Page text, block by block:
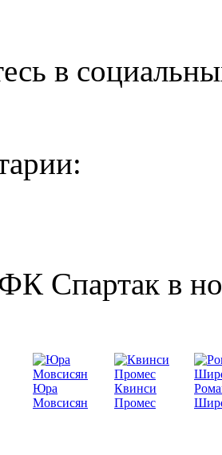
в
Спартак в
Юра
Мовсисян
Квинси
Промес